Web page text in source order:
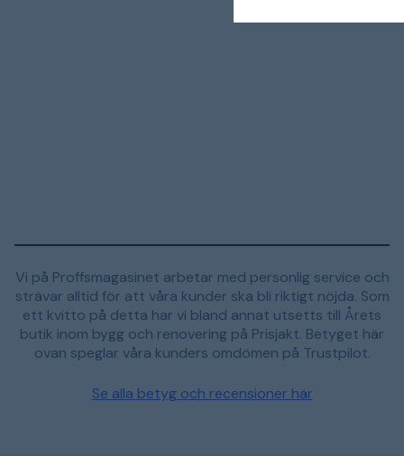
Vi på Proffsmagasinet arbetar med personlig service och
strävar alltid för att våra kunder ska bli riktigt nöjda. Som
ett kvitto på detta har vi bland annat utsetts till Årets
butik inom bygg och renovering på Prisjakt. Betyget här
ovan speglar våra kunders omdömen på Trustpilot.
Se alla betyg och recensioner här